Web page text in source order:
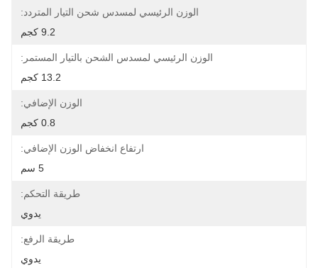
الوزن الرئيسي لمسدس شحن التيار المتردد:
9.2 كجم
الوزن الرئيسي لمسدس الشحن بالتيار المستمر:
13.2 كجم
الوزن الإضافي:
0.8 كجم
ارتفاع انخفاض الوزن الإضافي:
5 سم
طريقة التحكم:
يدوي
طريقة الرفع:
يدوي